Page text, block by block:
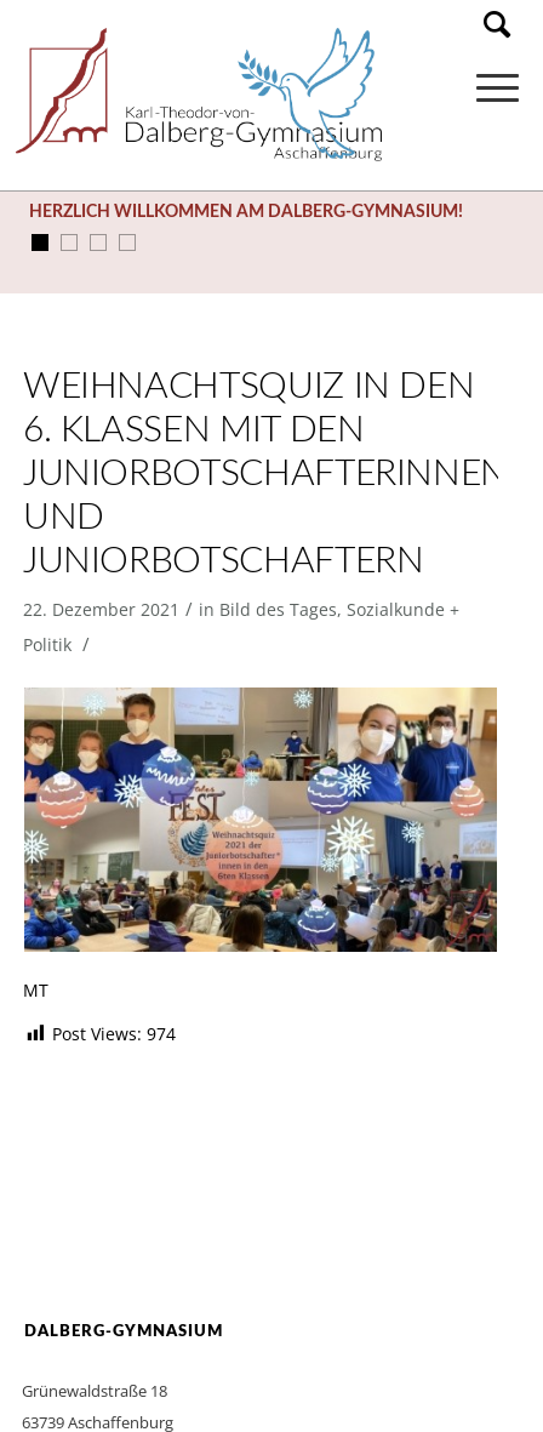
HERZLICH WILLKOMMEN AM DALBERG-GYMNASIUM!
WEIHNACHTSQUIZ IN DEN
6. KLASSEN MIT DEN
JUNIORBOTSCHAFTERINNEN
UND
JUNIORBOTSCHAFTERN
22. Dezember 2021 / in Bild des Tages, Sozialkunde +
Politik /
MT
Post Views: 974
DALBERG-GYMNASIUM
Grünewaldstraße 18
63739 Aschaffenburg